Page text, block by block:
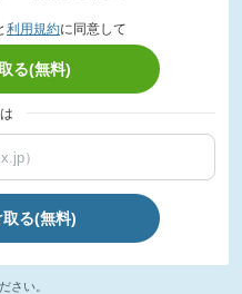
利用規約に同意して
る(無料)
取る(無料)
さい。